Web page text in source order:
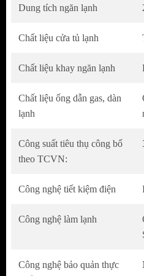
cửa tủ mượt mà.
Bảng điều khiển
điều chỉnh nhiệt độ,
nhanh, cấp đông,
Dung tích ngăn lạnh
Chất liệu cửa tủ lạnh
Chất liệu khay ngăn lạnh
Chất liệu ống dẫn gas, dàn
lạnh
Công suất tiêu thụ công bố
theo TCVN:
Công nghệ tiết kiệm điện
Công nghệ làm lạnh
Công nghệ bảo quản thực